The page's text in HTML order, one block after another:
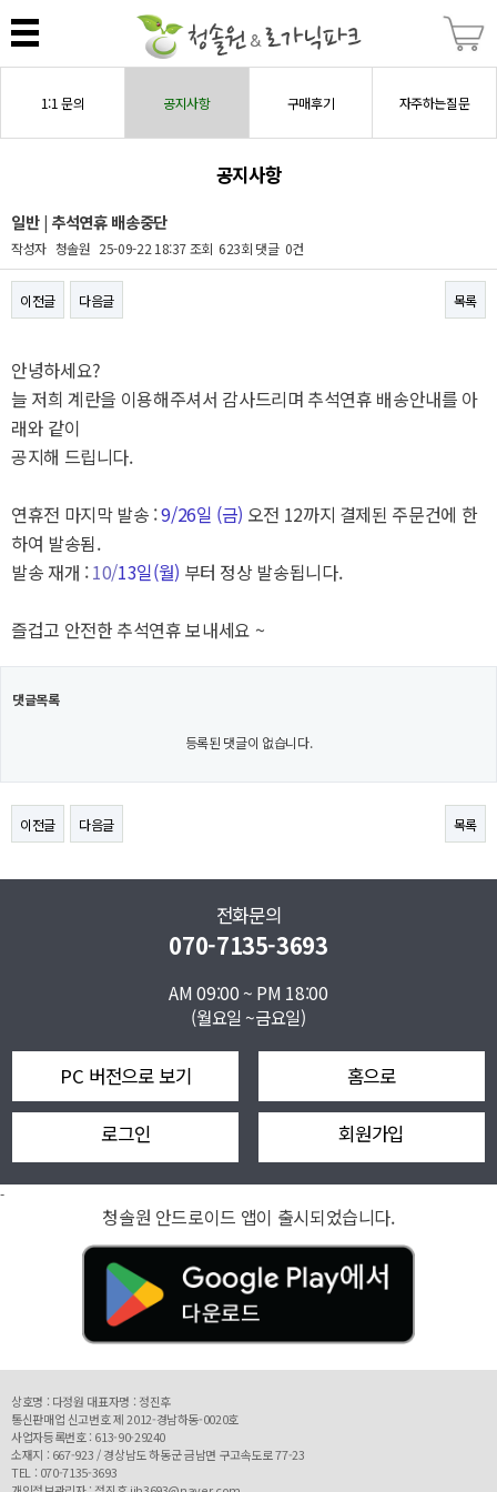
1:1 문의 공지사항 구매후기 자주하는질문
공지사항
일반 | 추석연휴 배송중단
작성자 청솔원 25-09-22 18:37조회 623회 댓글 0건
이전글 다음글 목록
안녕하세요?
늘 저희 계란을 이용해주셔서 감사드리며 추석연휴 배송안내를 아
래와 같이
공지해 드립니다.
연휴전 마지막 발송 :9/26일 (금) 오전 12까지 결제된 주문건에 한
하여 발송됨.
발송 재개 :10/13일(월) 부터 정상 발송됩니다.
즐겁고 안전한 추석연휴 보내세요 ~
댓글목록
등록된 댓글이 없습니다.
이전글 다음글 목록
전화문의
070-7135-3693
AM 09:00 ~ PM 18:00
(월요일 ~금요일)
PC 버전으로 보기 홈으로
로그인 회원가입
-
청솔원 안드로이드 앱이 출시되었습니다.
상호명 : 다정원 대표자명 : 정진후
통신판매업 신고번호 제 2012-경남하동-0020호
사업자등록번호 : 613-90-29240
소재지 : 667-923 / 경상남도 하동군 금남면 구고속도로 77-23
TEL : 070-7135-3693